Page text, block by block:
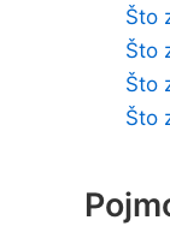
Što
Što
Što
Što